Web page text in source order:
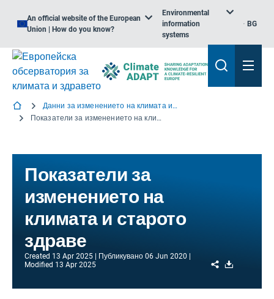
An official website of the European
Union | How do you know?
Environmental
information
systems
BG
Данни за изменението на климата и здравето
Показатели за изменението на климата и старото здраве
Показатели за
изменението на
климата и старото
здраве
Created 13 Apr 2025 Публикувано 06 Jun 2020
Modified 13 Apr 2025 Share